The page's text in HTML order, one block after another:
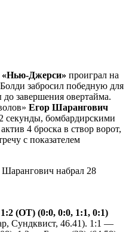
«Нью-Джерси» проиграл на
забросил победную для
завершения овертайма.
Егор Шарангович
секунды, бомбардирскими
4 броска в створ ворот,
с показателем
Шарангович набрал 28
(ОТ) (0:0, 0:0, 1:1, 0:1)
Сундквист, 46.41). 1:1 —